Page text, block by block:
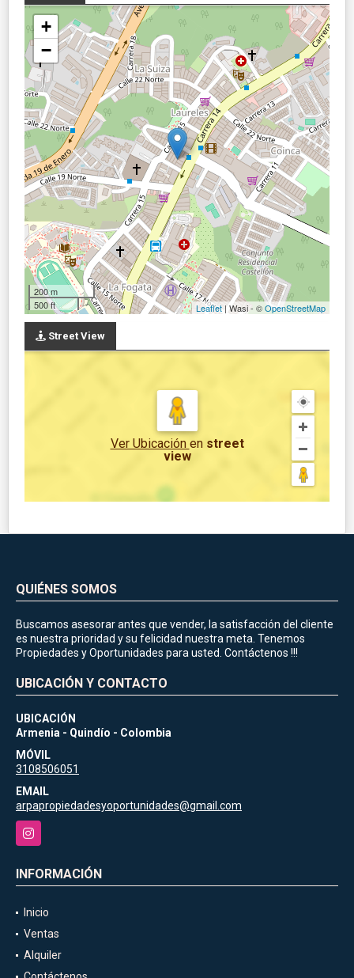
+
−
200 m
500 ft
Leaflet| Wasi - ©OpenStreetMap
Street View
Ver Ubicación en street
view
QUIÉNES SOMOS
Buscamos asesorar antes que vender, la satisfacción del cliente
es nuestra prioridad y su felicidad nuestra meta. Tenemos
Propiedades y Oportunidades para usted. Contáctenos !!!
UBICACIÓN Y CONTACTO
UBICACIÓN
Armenia - Quindío - Colombia
MÓVIL
3108506051
EMAIL
arpapropiedadesyoportunidades@gmail.com
Instagram
INFORMACIÓN
Inicio
Ventas
Alquiler